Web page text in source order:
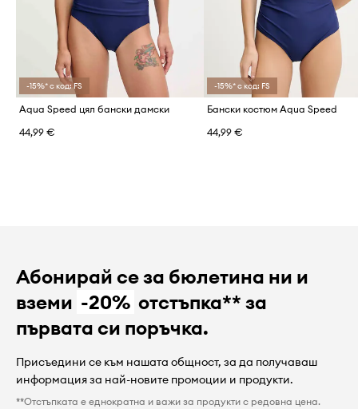
-15%* с код: FS
Aqua Speed цял бански дамски
44,99 €
-15%* с код: FS
Бански костюм Aqua Speed
44,99 €
Абонирай се за бюлетина ни и
вземи -20% отстъпка** за
първата си поръчка.
Присъедини се към нашата общност, за да получаваш
информация за най-новите промоции и продукти.
**Отстъпката е еднократна и важи за продукти с редовна цена.